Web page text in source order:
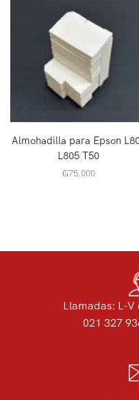
Almohadilla para Epson
L805 T50
₲75.000
Llamadas: L-V
021 327